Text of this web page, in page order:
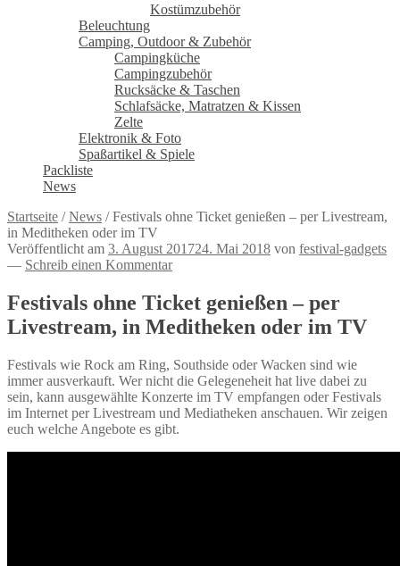
Kostümzubehör
Beleuchtung
Camping, Outdoor & Zubehör
Campingküche
Campingzubehör
Rucksäcke & Taschen
Schlafsäcke, Matratzen & Kissen
Zelte
Elektronik & Foto
Spaßartikel & Spiele
Packliste
News
Startseite /News /Festivals ohne Ticket genießen – per Livestream,
in Meditheken oder im TV
Veröffentlicht am 3. August 201724. Mai 2018 von festival-gadgets
— Schreib einen Kommentar
Festivals ohne Ticket genießen – per
Livestream, in Meditheken oder im TV
Festivals wie Rock am Ring, Southside oder Wacken sind wie
immer ausverkauft. Wer nicht die Gelegeneheit hat live dabei zu
sein, kann ausgewählte Konzerte im TV empfangen oder Festivals
im Internet per Livestream und Mediatheken anschauen. Wir zeigen
euch welche Angebote es gibt.